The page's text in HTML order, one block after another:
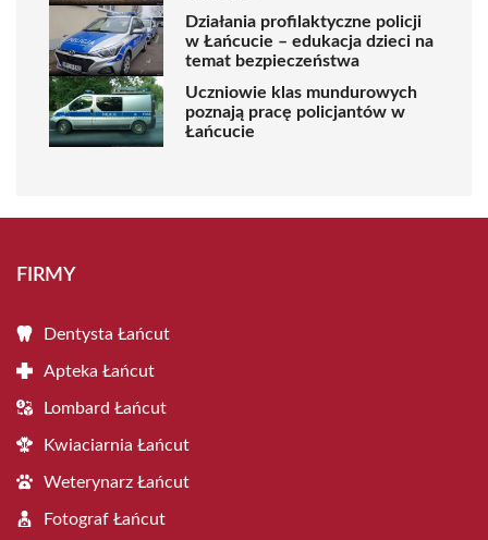
Działania profilaktyczne policji
w Łańcucie – edukacja dzieci na
temat bezpieczeństwa
Uczniowie klas mundurowych
poznają pracę policjantów w
Łańcucie
FIRMY
Dentysta Łańcut
Apteka Łańcut
Lombard Łańcut
Kwiaciarnia Łańcut
Weterynarz Łańcut
Fotograf Łańcut